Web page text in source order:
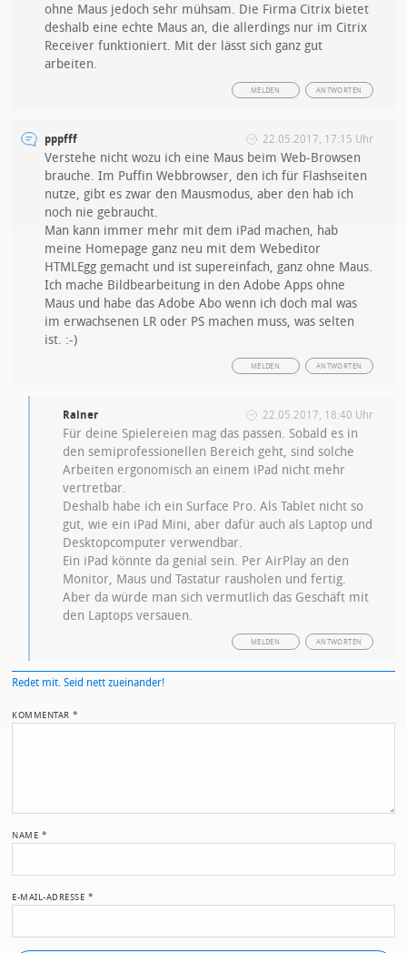
ohne Maus jedoch sehr mühsam. Die Firma Citrix bietet
deshalb eine echte Maus an, die allerdings nur im Citrix
Receiver funktioniert. Mit der lässt sich ganz gut
arbeiten.
ANTWORTEN
MELDEN
pppfff 22.05.2017, 17:15 Uhr
Verstehe nicht wozu ich eine Maus beim Web-Browsen
brauche. Im Puffin Webbrowser, den ich für Flashseiten
nutze, gibt es zwar den Mausmodus, aber den hab ich
noch nie gebraucht.
Man kann immer mehr mit dem iPad machen, hab
meine Homepage ganz neu mit dem Webeditor
HTMLEgg gemacht und ist supereinfach, ganz ohne Maus.
Ich mache Bildbearbeitung in den Adobe Apps ohne
Maus und habe das Adobe Abo wenn ich doch mal was
im erwachsenen LR oder PS machen muss, was selten
ist. :-)
ANTWORTEN
MELDEN
Rainer 22.05.2017, 18:40 Uhr
Für deine Spielereien mag das passen. Sobald es in
den semiprofessionellen Bereich geht, sind solche
Arbeiten ergonomisch an einem iPad nicht mehr
vertretbar.
Deshalb habe ich ein Surface Pro. Als Tablet nicht so
gut, wie ein iPad Mini, aber dafür auch als Laptop und
Desktopcomputer verwendbar.
Ein iPad könnte da genial sein. Per AirPlay an den
Monitor, Maus und Tastatur rausholen und fertig.
Aber da würde man sich vermutlich das Geschäft mit
den Laptops versauen.
ANTWORTEN
MELDEN
Redet mit. Seid nett zueinander!
KOMMENTAR*
NAME *
E-MAIL-ADRESSE *